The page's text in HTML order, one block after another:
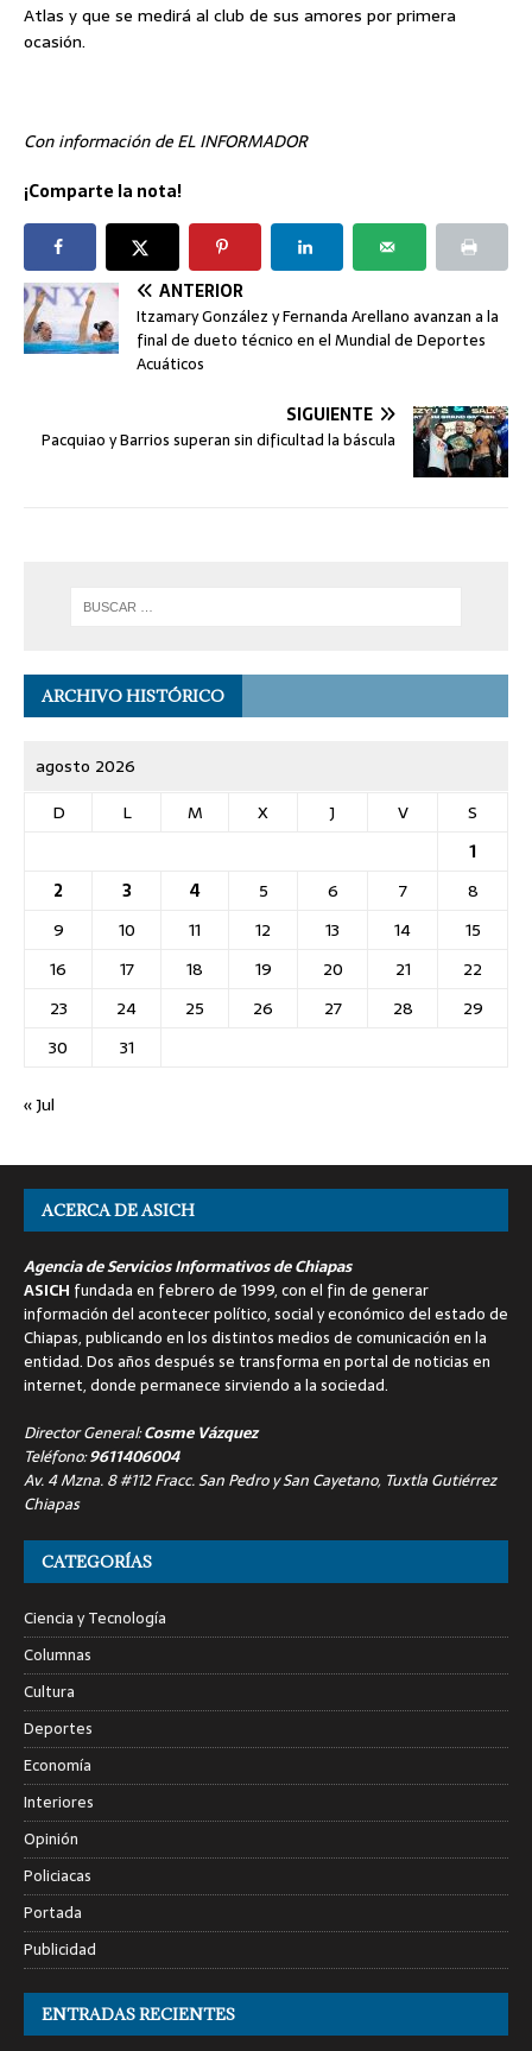
Atlas y que se medirá al club de sus amores por primera
ocasión.
Con información de EL INFORMADOR
¡Comparte la nota!
ANTERIOR
Itzamary González y Fernanda Arellano avanzan a la
final de dueto técnico en el Mundial de Deportes
Acuáticos
SIGUIENTE
Pacquiao y Barrios superan sin dificultad la báscula
ARCHIVO HISTÓRICO
agosto 2026
D
L M X J V
S
1
2
3 4 5 6 7
8
9
10 11 12 13 14
15
16
17 18 19 20 21
22
23
24 25 26 27 28
29
30
31
« Jul
ACERCA DE ASICH
Agencia de Servicios Informativos de Chiapas
ASICH fundada en febrero de 1999, con el fin de generar
información del acontecer político, social y económico del estado de
Chiapas, publicando en los distintos medios de comunicación en la
entidad. Dos años después se transforma en portal de noticias en
internet, donde permanece sirviendo a la sociedad.
Director General:Cosme Vázquez
Teléfono:9611406004
Av. 4 Mzna. 8 #112 Fracc. San Pedro y San Cayetano, Tuxtla Gutiérrez
Chiapas
CATEGORÍAS
Ciencia y Tecnología
Columnas
Cultura
Deportes
Economía
Interiores
Opinión
Policiacas
Portada
Publicidad
ENTRADAS RECIENTES